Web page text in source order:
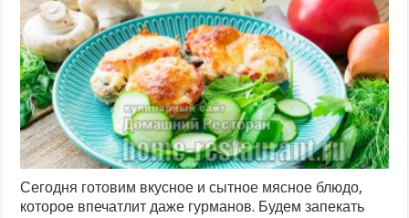
Сегодня готовим вкусное и сытное мясное блюдо,
которое впечатлит даже гурманов. Будем запекать